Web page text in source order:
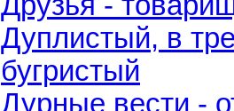
Дуплистый, в
бугристый
Дурные вести -